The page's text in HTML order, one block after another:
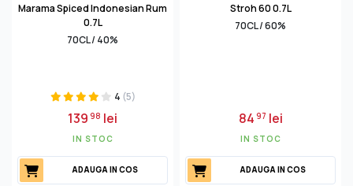
Marama Spiced Indonesian Rum
0.7L
70CL / 40%
4 (5)
13998 lei
IN STOC
ADAUGA IN COS
Stroh 60 0.7L
70CL / 60%
8497 lei
IN STOC
ADAUGA IN COS